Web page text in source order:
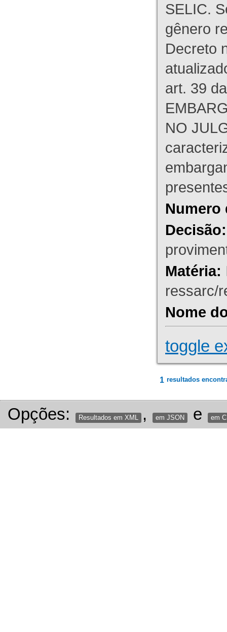
SELIC.
gênero
Decreto
art. 39
NO
Numero
Decisão:
Matéria:
ressarc/
Nome
toggle
1 resultados
Opções: Resultados em XML , em JSON e em